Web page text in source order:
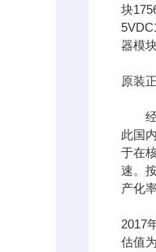
块
器模
原装
经过
此国
于在
速。
产化
2017
估值